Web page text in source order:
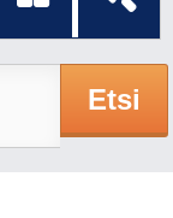
Etsi